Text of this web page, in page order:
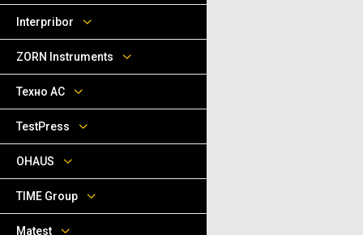
Interpribor
ZORN Instruments
Техно АС
TestPress
OHAUS
TIME Group
Matest